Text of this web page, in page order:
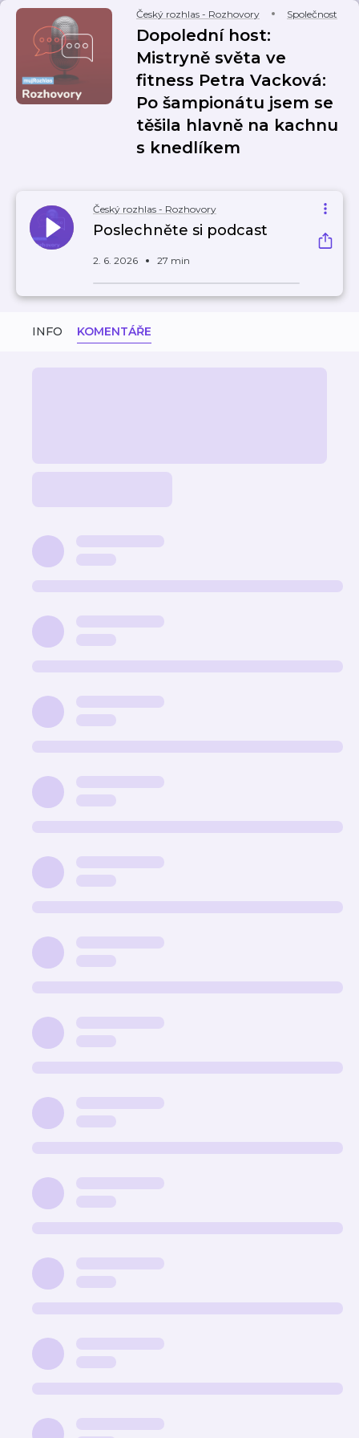
Český rozhlas - Rozhovory Společnost
Dopolední host:
Mistryně světa ve
fitness Petra Vacková:
Po šampionátu jsem se
těšila hlavně na kachnu
s knedlíkem
Český rozhlas - Rozhovory
Poslechněte si podcast
2. 6. 2026 27 min
INFO KOMENTÁŘE